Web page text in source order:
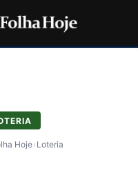
Hoje› Loteria